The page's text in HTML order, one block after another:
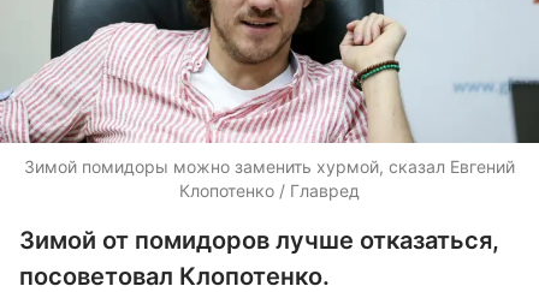
Зимой помидоры можно заменить хурмой, сказал Евгений
Клопотенко / Главред
Зимой от помидоров лучше отказаться,
посоветовал Клопотенко.